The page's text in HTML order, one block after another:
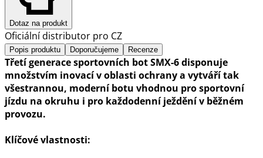
Dotaz na produkt
Oficiální distributor pro CZ
Popis produktu Doporučujeme Recenze
Třetí generace sportovních bot SMX-6 disponuje
množstvím inovací v oblasti ochrany a vytváří tak
všestrannou, moderní botu vhodnou pro sportovní
jízdu na okruhu i pro každodenní ježdění v běžném
provozu.
Klíčové vlastnosti: